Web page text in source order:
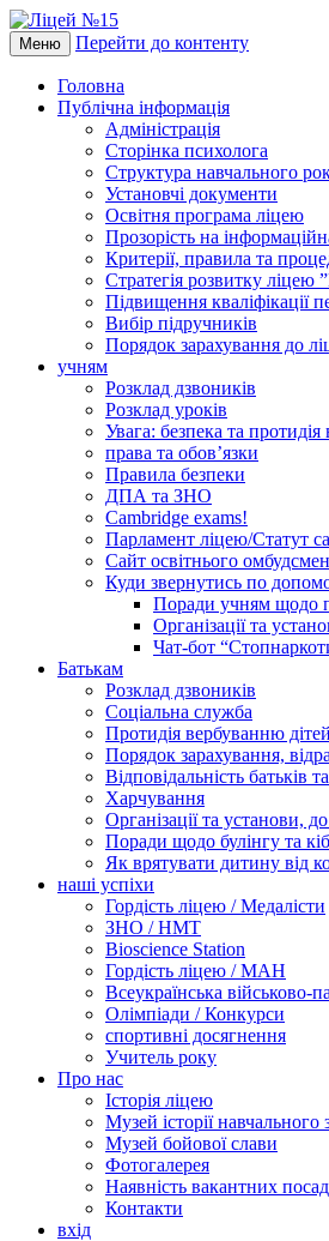
Меню Перейти до контенту
Головна
Публічна інформація
Адміністрація
Сторінка психолога
Структура навчального
Установчі документи
Освітня програма ліцею
Прозорість на
Критерії, правила та
Стратегія розвитку
Підвищення кваліфікації
Вибір підручників
Порядок зарахування до
учням
Розклад дзвоників
Розклад уроків
Увага: безпека та
права та обов’язки
Правила безпеки
ДПА та ЗНО
Cambridge exams!
Парламент ліцею/Статут
Сайт освітнього
Куди звернутись по
Поради учням щодо
Організації та
Чат-бот
Батькам
Розклад дзвоників
Соціальна служба
Протидія вербуванню дітей
Порядок зарахування,
Відповідальність батьків
Харчування
Організації та установи,
Поради щодо булінгу та
Як врятувати дитину від
наші успіхи
Гордість ліцею / Медалісти
ЗНО / НМТ
Bioscience Station
Гордість ліцею / МАН
Всеукраїнська
Олімпіади / Конкурси
спортивні досягнення
Учитель року
Про нас
Історія ліцею
Музей історії навчального
Музей бойової слави
Фотогалерея
Наявність вакантних посад
Контакти
вхід